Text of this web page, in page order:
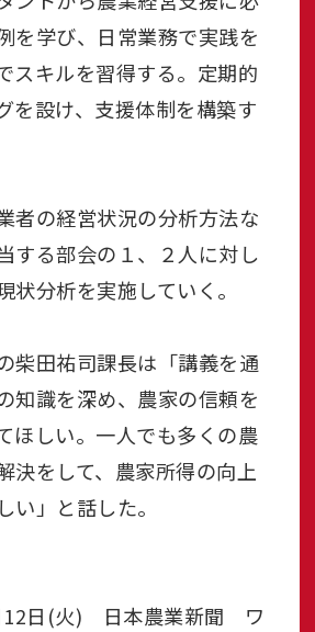
を学び、日常業務で実践を
スキルを習得する。定期的
を設け、支援体制を構築す
者の経営状況の分析方法な
する部会の１、２人に対し
状分析を実施していく。
柴田祐司課長は「講義を通
知識を深め、農家の信頼を
ほしい。一人でも多くの農
決をして、農家所得の向上
い」と話した。
12日(火) 日本農業新聞 ワ